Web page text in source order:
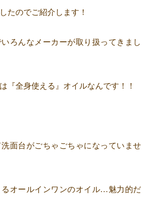
たのでご紹介します！
ろんなメーカーが取り扱ってきまし
『全身使える』オイルなんです！！
面台がごちゃごちゃになっていませ
オールインワンのオイル…魅力的だ